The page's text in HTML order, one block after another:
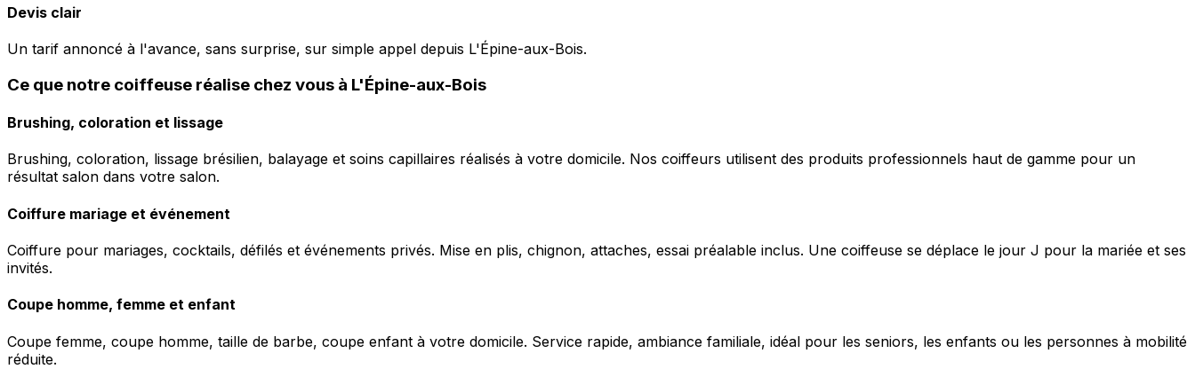
Devis clair
Un tarif annoncé à l'avance, sans surprise, sur simple appel depuis L'Épine-aux-Bois.
Ce que notre coiffeuse réalise chez vous à L'Épine-aux-Bois
Brushing, coloration et lissage
Brushing, coloration, lissage brésilien, balayage et soins capillaires réalisés à votre domicile. Nos coiffeurs utilisent des produits professionnels haut de gamme pour un
résultat salon dans votre salon.
Coiffure mariage et événement
Coiffure pour mariages, cocktails, défilés et événements privés. Mise en plis, chignon, attaches, essai préalable inclus. Une coiffeuse se déplace le jour J pour la mariée et ses
invités.
Coupe homme, femme et enfant
Coupe femme, coupe homme, taille de barbe, coupe enfant à votre domicile. Service rapide, ambiance familiale, idéal pour les seniors, les enfants ou les personnes à mobilité
réduite.